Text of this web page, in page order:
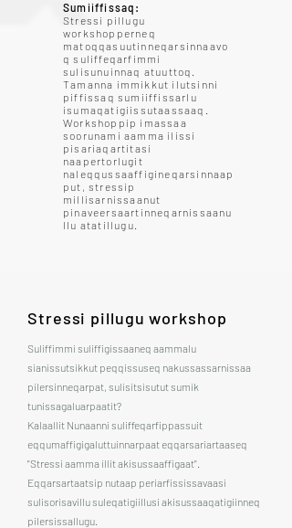
Sumiiffissaq:
Stressi pillugu
workshopperneq
matoqqasuutinneqarsinnaavo
q suliffeqarfimmi
sulisunuinnaq atuuttoq.
Tamanna immikkut ilutsinni
piffissaq sumiiffissarlu
isumaqatigiissutaassaaq.
Workshoppip imassaa
soorunami aamma ilissi
pisariaqartitasi
naapertorlugit
naleqqussaaffigineqarsinnaap
put, stressip
millisarnissaanut
pinaveersaartinneqarnissaanu
llu atatillugu.
Stressi pillugu workshop
Suliffimmi suliffigissaaneq aammalu
sianissutsikkut peqqissuseq nakussassarnissaa
pilersinneqarpat, sulisitsisutut sumik
tunissagaluarpaatit?
Kalaallit Nunaanni suliffeqarfippassuit
eqqumaffigigaluttuinnarpaat eqqarsariartaaseq
"Stressi aamma illit akisussaaffigaat".
Eqqarsartaatsip nutaap periarfississavaasi
sulisorisavillu suleqatigiillusi akisussaaqatigiinneq
pilersissallugu.